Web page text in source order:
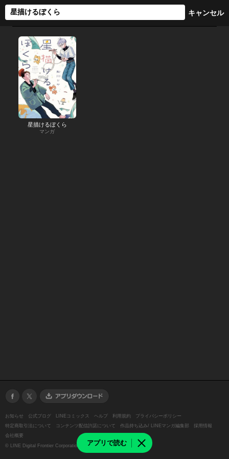
アプリで読む
星描けるぼくら
マンガ
お知らせ 公式ブログ LINEコミックス ヘルプ 利用規約
プライバシーポリシー
特定商取引法について
コンテンツ配信許諾について 作品持ち込み/ LINEマンガ編集部
採用情報
会社概要
© LINE Digital Frontier Corporation